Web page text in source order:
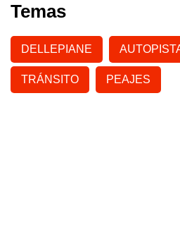
Temas
DELLEPIANE
TRÁNSITO PEAJES